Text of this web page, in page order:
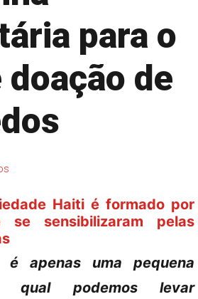
para o
de
Haiti é formado por
se sensibilizaram pelas
é apenas uma pequena
qual podemos levar